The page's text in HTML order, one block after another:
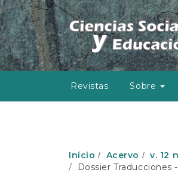
N
a
v
e
g
a
o
Revistas Sobre
Início Acervo
v. 12
Dossier Traducciones